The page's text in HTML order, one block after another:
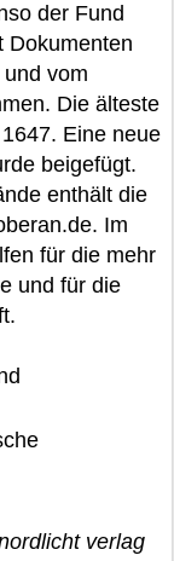
der Fund
Dokumenten
vom
Die älteste
Eine neue
beigefügt.
enthält die
Im
für die mehr
und für die
verlag